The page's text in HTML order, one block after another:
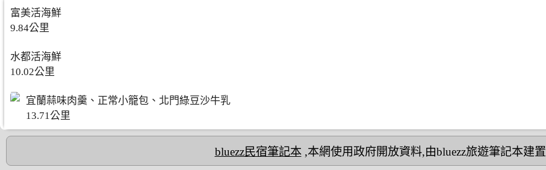
富美活海鮮
9.84公里
水都活海鮮
10.02公里
宜蘭蒜味肉羹、正常小籠包、北門綠豆沙牛乳
13.71公里
bluezz民宿筆記本,本網使用政府開放資料,由bluezz旅遊筆記本建置